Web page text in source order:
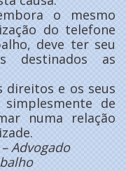
o mesmo
do telefone
deve ter seu
destinados as
direitos e os seus
de
numa relação
Advogado